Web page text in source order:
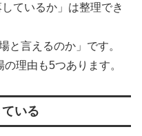
ているか」は整理でき
と言えるのか」です。
理由も5つあります。
いる